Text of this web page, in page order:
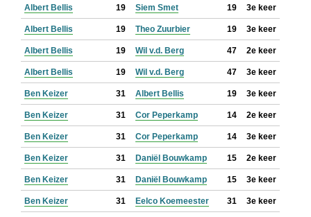
Albert Bellis 19 Siem Smet 19 3e keer
Albert Bellis 19 Theo Zuurbier 19 3e keer
Albert Bellis 19 Wil v.d. Berg 47 2e keer
Albert Bellis 19 Wil v.d. Berg 47 3e keer
Ben Keizer 31 Albert Bellis 19 3e keer
Ben Keizer 31 Cor Peperkamp 14 2e keer
Ben Keizer 31 Cor Peperkamp 14 3e keer
Ben Keizer 31 Daniël Bouwkamp 15 2e keer
Ben Keizer 31 Daniël Bouwkamp 15 3e keer
Ben Keizer 31 Eelco Koemeester 31 3e keer